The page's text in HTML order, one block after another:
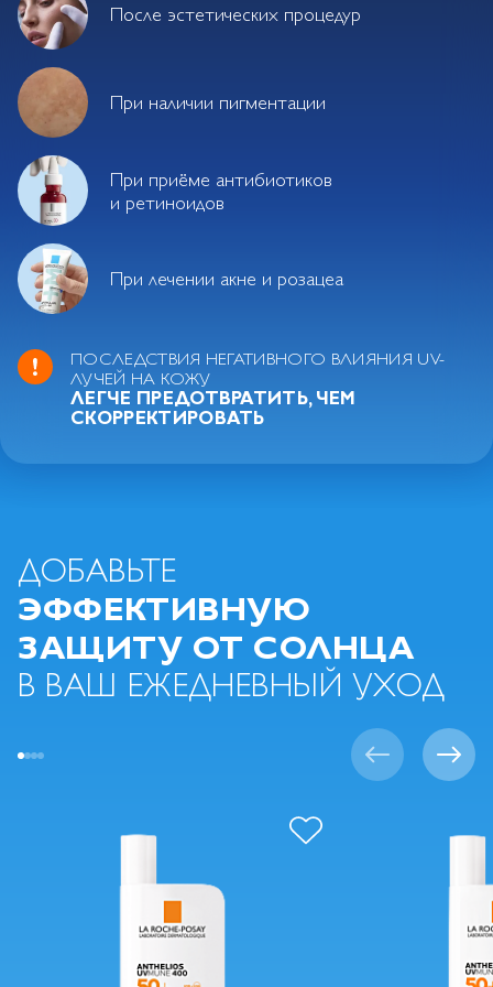
После эстетических процедур
При наличии пигментации
При приёме антибиотиков
и ретиноидов
При лечении акне и розацеа
ПОСЛЕДСТВИЯ НЕГАТИВНОГО ВЛИЯНИЯ UV-
ЛУЧЕЙ НА КОЖУ
ЛЕГЧЕ ПРЕДОТВРАТИТЬ, ЧЕМ
СКОРРЕКТИРОВАТЬ
ДОБАВЬТЕ
ЭФФЕКТИВНУЮ
ЗАЩИТУ ОТ СОЛНЦА
В ВАШ ЕЖЕДНЕВНЫЙ УХОД